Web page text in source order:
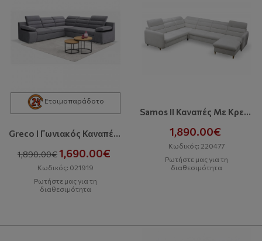
Ετοιμοπαράδοτο
Greco I Γωνιακός Καναπές Με Κρεβάτι Και Αποθηκευτικό Χώρο
1,890.00€1,690.00€
Κωδικός: 021919
Ρωτήστε μας για τη
διαθεσιμότητα
Samos II Καναπές Με Κρεβάτι Και Αποθηκευτικό Χώρο
1,890.00€
Κωδικός: 220477
Ρωτήστε μας για τη
διαθεσιμότητα